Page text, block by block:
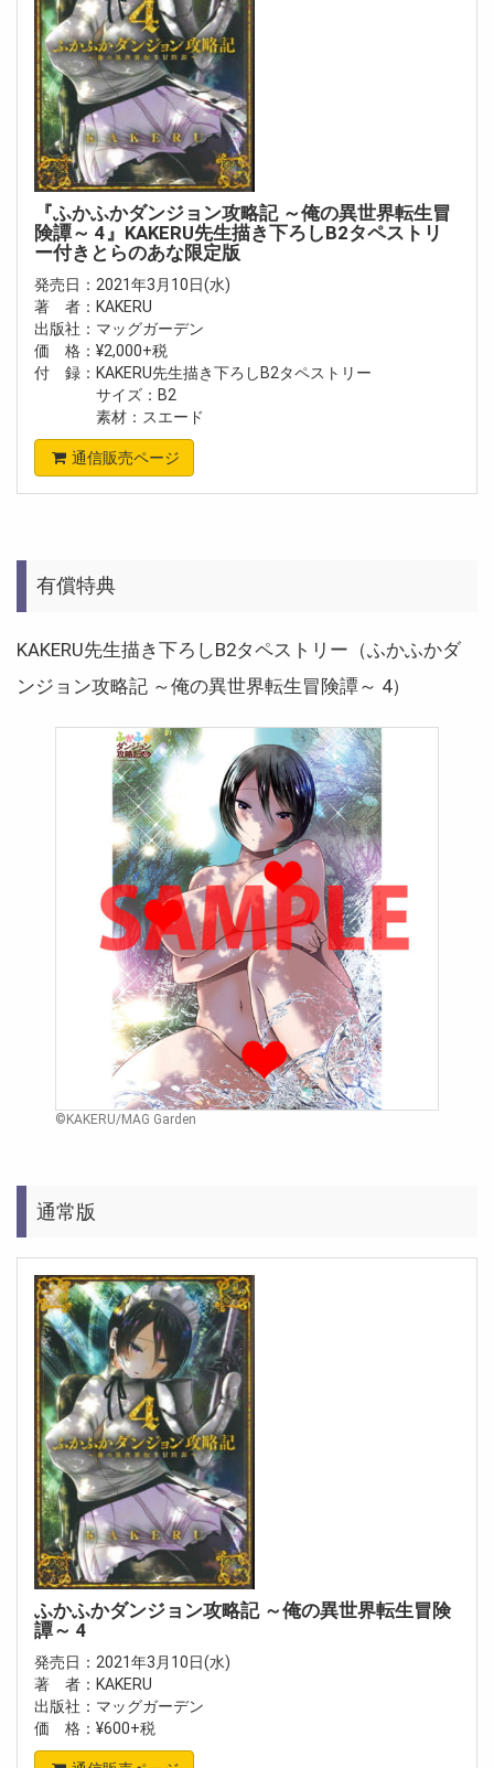
『ふかふかダンジョン攻略記 ～俺の異世界転生冒
険譚～ 4』KAKERU先生描き下ろしB2タペストリ
ー付きとらのあな限定版
発売日：2021年3月10日(水)
著 者：KAKERU
出版社：マッグガーデン
価 格：¥2,000+税
付 録：KAKERU先生描き下ろしB2タペストリー
サイズ：B2
素材：スエード
通信販売ページ
有償特典
KAKERU先生描き下ろしB2タペストリー（ふかふかダ
ンジョン攻略記 ～俺の異世界転生冒険譚～ 4）
©KAKERU/MAG Garden
通常版
ふかふかダンジョン攻略記 ～俺の異世界転生冒険
譚～ 4
発売日：2021年3月10日(水)
著 者：KAKERU
出版社：マッグガーデン
価 格：¥600+税